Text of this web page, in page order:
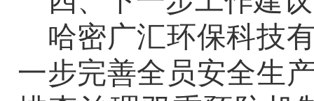
哈密广汇环保科技
一步完善全员安全生